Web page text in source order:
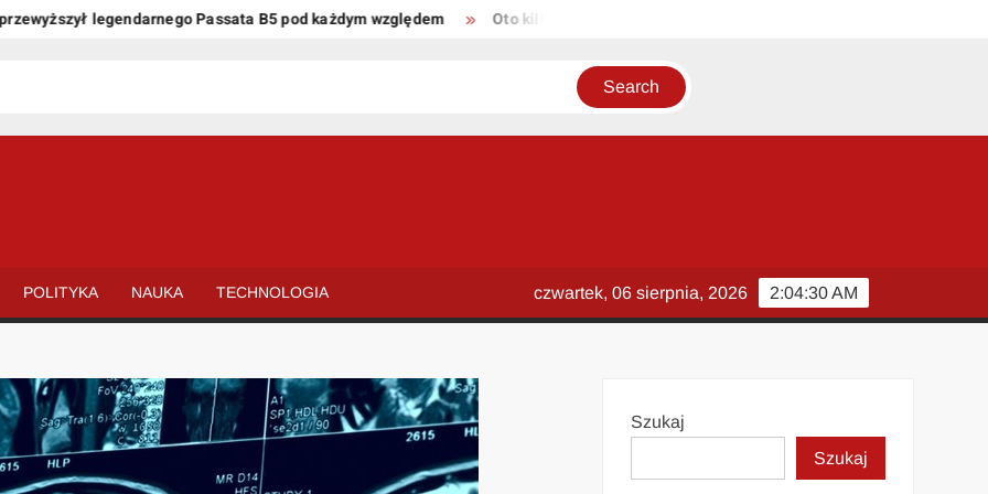
legendarnego Passata B5 pod każdym względem Oto kilka propozycji unikalnych tytułów zachowujących sens oryginału:
POLITYKA NAUKA TECHNOLOGIA 2:04:31 AM
czwartek, 06 sierpnia, 2026
Szukaj
Szukaj